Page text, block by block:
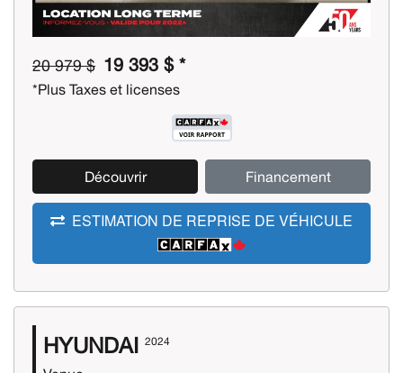
20 979 $ 19 393 $ *
*Plus Taxes et licenses
Découvrir Financement
ESTIMATION DE REPRISE DE VÉHICULE
HYUNDAI 2024